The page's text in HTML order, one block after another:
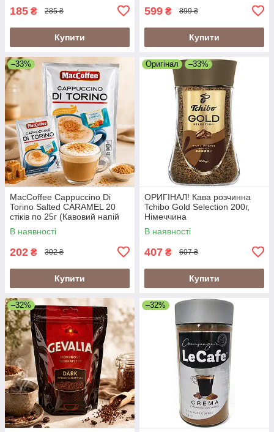
185 ₴ 285 ₴
Купити
599 ₴ 899 ₴
Купити
–33%
MacCoffee Cappuccino Di
Torino Salted CARAMEL 20
стіків по 25г (Кавовий напій
Maccoffee di Torino Солона
Карамель)
В наявності
202 ₴ 302 ₴
Купити
Оригінал –33%
ОРИГІНАЛ! Кава розчинна
Tchibo Gold Selection 200г,
Німеччина
В наявності
407 ₴ 607 ₴
Купити
–32% –32%